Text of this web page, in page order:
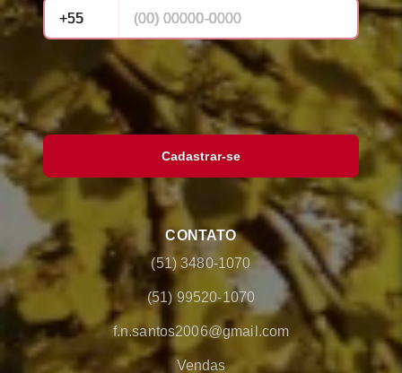
Cadastrar-se
CONTATO
(51) 3480-1070
(51) 99520-1070
f.n.santos2006@gmail.com
Vendas